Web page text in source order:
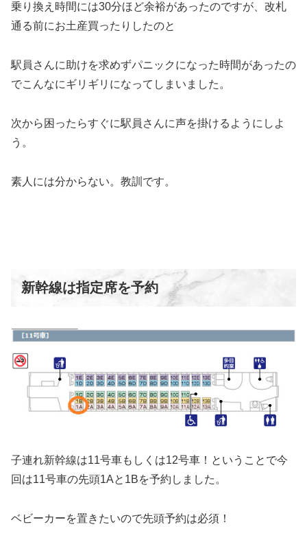
乗り換え時間には30分ほど余裕があったのですが、改札
通る前にお土産買ったりしたのと
駅員さんに助けを求めずパニックになった時間があったの
でこんなにギリギリになってしまいました。
次から困ったらすぐに駅員さんに声を掛けるようにしよ
う。
素人には分からない。教訓です。
新幹線は指定席を予約
子連れ新幹線は11号車もしくは12号車！ということで今
回は11号車の先頭1Aと1Bを予約しました。
ベビーカーを置きたいので先頭予約は必須！